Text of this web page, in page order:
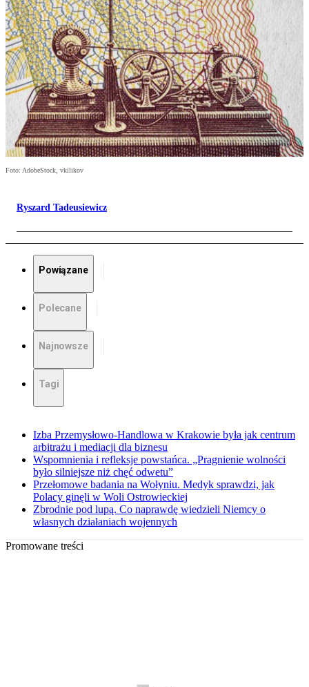
Foto: AdobeStock, vkilikov
Ryszard Tadeusiewicz
Powiązane
Polecane
Najnowsze
Tagi
Izba Przemysłowo-Handlowa w Krakowie była jak centrum
arbitrażu i mediacji dla biznesu
Wspomnienia i refleksje powstańca. „Pragnienie wolności
było silniejsze niż chęć odwetu”
Przełomowe badania na Wołyniu. Medyk sprawdzi, jak
Polacy ginęli w Woli Ostrowieckiej
Zbrodnie pod lupą. Co naprawdę wiedzieli Niemcy o
własnych działaniach wojennych
Promowane treści